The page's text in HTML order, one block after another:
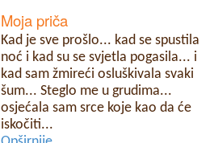
Moja priča
Kad je sve prošlo... kad se spustila
noć i kad su se svjetla pogasila... i
kad sam žmireći osluškivala svaki
šum... Steglo me u grudima...
osjećala sam srce koje kao da će
iskočiti...